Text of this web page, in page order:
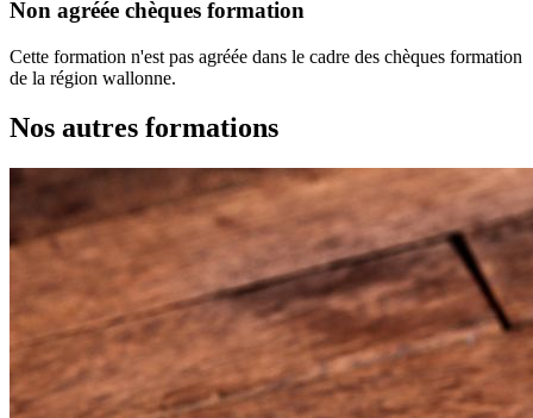
Non agréée chèques formation
Cette formation n'est pas agréée dans le cadre des chèques formation
de la région wallonne.
Nos autres formations